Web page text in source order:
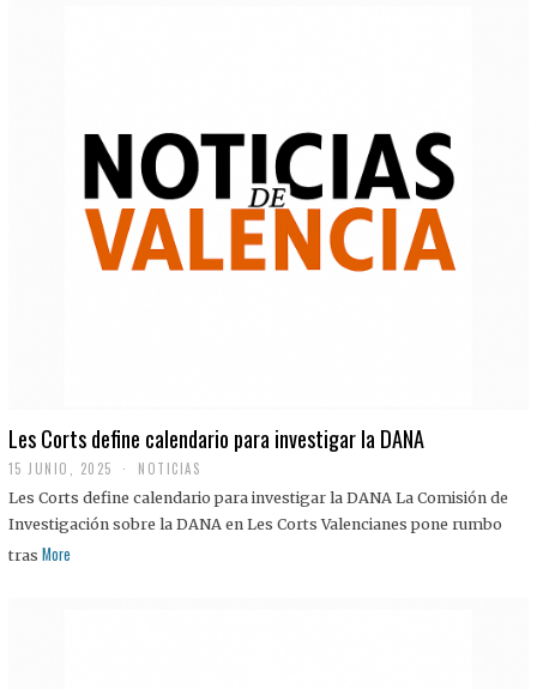
Les Corts define calendario para investigar la DANA
15 JUNIO, 2025 NOTICIAS
Les Corts define calendario para investigar la DANA La Comisión de
Investigación sobre la DANA en Les Corts Valencianes pone rumbo
tras More